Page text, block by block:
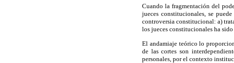
Cuando la fragmentación del
jueces constitucionales, se
controversia constitucional: a)
los jueces constitucionales ha
El andamiaje teórico lo
de las cortes son
personales, por el contexto